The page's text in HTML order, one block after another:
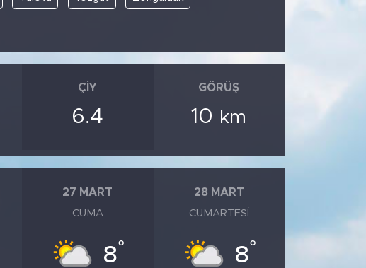
ÇIY
6.4
GÖRÜŞ
10 km
27 MART
CUMA
8°
28 MART
CUMARTESI
8°